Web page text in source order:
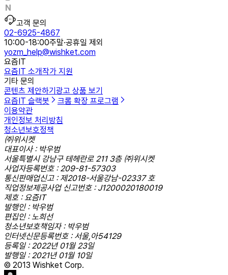
고객 문의
02-6925-4867
10:00-18:00주말·공휴일 제외
yozm_help@wishket.com
요즘IT
요즘IT 소개작가 지원
기타 문의
콘텐츠 제안하기 광고 상품 보기
요즘IT 슬랙봇
크롬 확장 프로그램
이용약관
개인정보 처리방침
청소년보호정책
㈜위시켓
대표이사 : 박우범
서울특별시 강남구 테헤란로 211 3층 ㈜위시켓
사업자등록번호 : 209-81-57303
통신판매업신고 : 제2018-서울강남-02337 호
직업정보제공사업 신고번호 : J1200020180019
제호 : 요즘IT
발행인 : 박우범
편집인 : 노희선
청소년보호책임자 : 박우범
인터넷신문등록번호 : 서울,아54129
등록일 : 2022년 01월 23일
발행일 : 2021년 01월 10일
© 2013 Wishket Corp.